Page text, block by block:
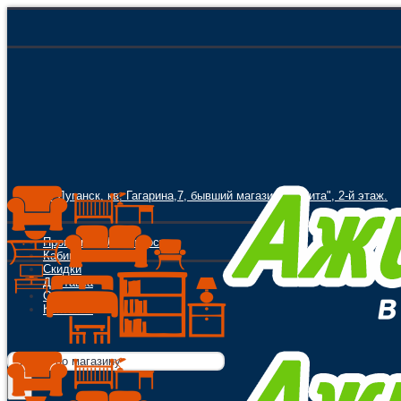
г. Луганск, кв. Гагарина,7, бывший магазин "Орбита", 2-й этаж.
Программа Лояльности
Кабинет
Скидки
Доставка
Оплата
Контакты